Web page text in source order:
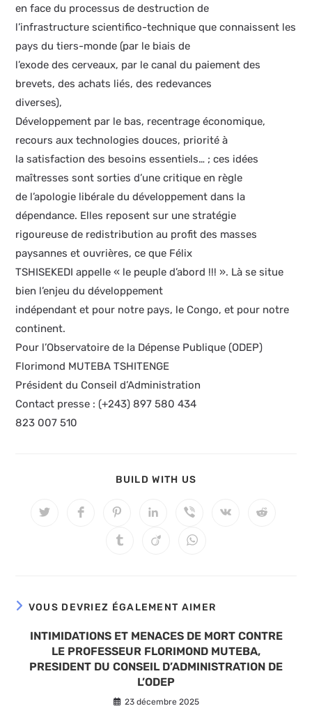
en face du processus de destruction de
l’infrastructure scientifico-technique que connaissent les
pays du tiers-monde (par le biais de
l’exode des cerveaux, par le canal du paiement des
brevets, des achats liés, des redevances
diverses),
Développement par le bas, recentrage économique,
recours aux technologies douces, priorité à
la satisfaction des besoins essentiels… ; ces idées
maîtresses sont sorties d’une critique en règle
de l’apologie libérale du développement dans la
dépendance. Elles reposent sur une stratégie
rigoureuse de redistribution au profit des masses
paysannes et ouvrières, ce que Félix
TSHISEKEDI appelle « le peuple d’abord !!! ». Là se situe
bien l’enjeu du développement
indépendant et pour notre pays, le Congo, et pour notre
continent.
Pour l’Observatoire de la Dépense Publique (ODEP)
Florimond MUTEBA TSHITENGE
Président du Conseil d’Administration
Contact presse : (+243) 897 580 434
823 007 510
BUILD WITH US
VOUS DEVRIEZ ÉGALEMENT AIMER
INTIMIDATIONS ET MENACES DE MORT CONTRE
LE PROFESSEUR FLORIMOND MUTEBA,
PRESIDENT DU CONSEIL D’ADMINISTRATION DE
L’ODEP
23 décembre 2025